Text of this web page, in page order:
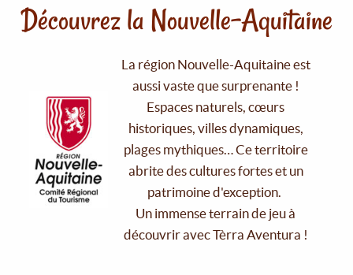
Découvrez la Nouvelle-Aquitaine
La région Nouvelle-Aquitaine est
aussi vaste que surprenante !
Espaces naturels, cœurs
historiques, villes dynamiques,
plages mythiques… Ce territoire
abrite des cultures fortes et un
patrimoine d'exception.
Un immense terrain de jeu à
découvrir avec Tèrra Aventura !